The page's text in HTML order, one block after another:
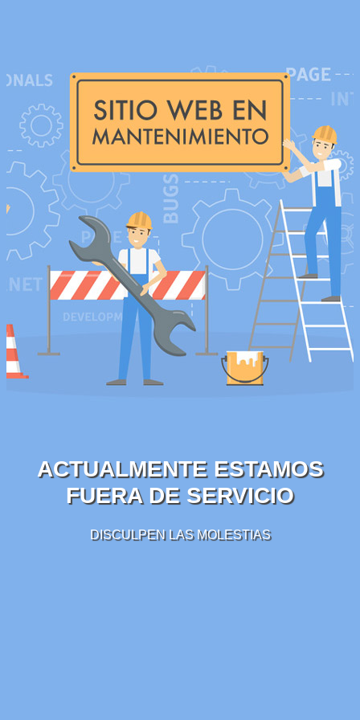
ACTUALMENTE ESTAMOS
FUERA DE SERVICIO
DISCULPEN LAS MOLESTIAS